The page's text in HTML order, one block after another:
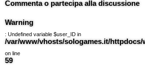
Commenta o partecipa alla discussione
Warning
: Undefined variable $user_ID in
/var/www/vhosts/sologames.it/
on line
59